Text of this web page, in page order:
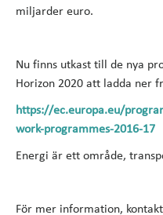
miljarder euro.
Nu finns utkast till de nya
Horizon 2020 att ladda ner
https://ec.europa.eu/
work-programmes-2016-17
Energi är ett område,
För mer information,